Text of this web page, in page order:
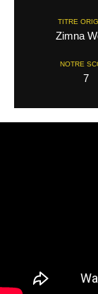
TITRE
Zimna
NOTRE
7